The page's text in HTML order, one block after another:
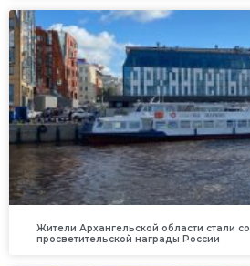
Жители Архангельской области стали
просветительской награды России